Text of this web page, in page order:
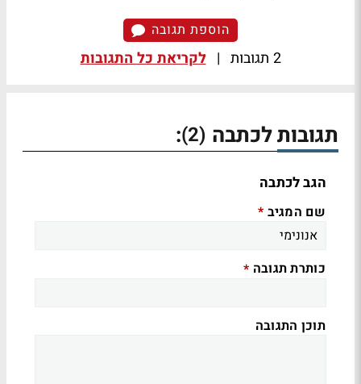
הוספת תגובה
2 תגובות | לקריאת כל התגובות
תגובות לכתבה (2)
:
הגב לכתבה
שם המגיב *
כותרת תגובה *
תוכן התגובה